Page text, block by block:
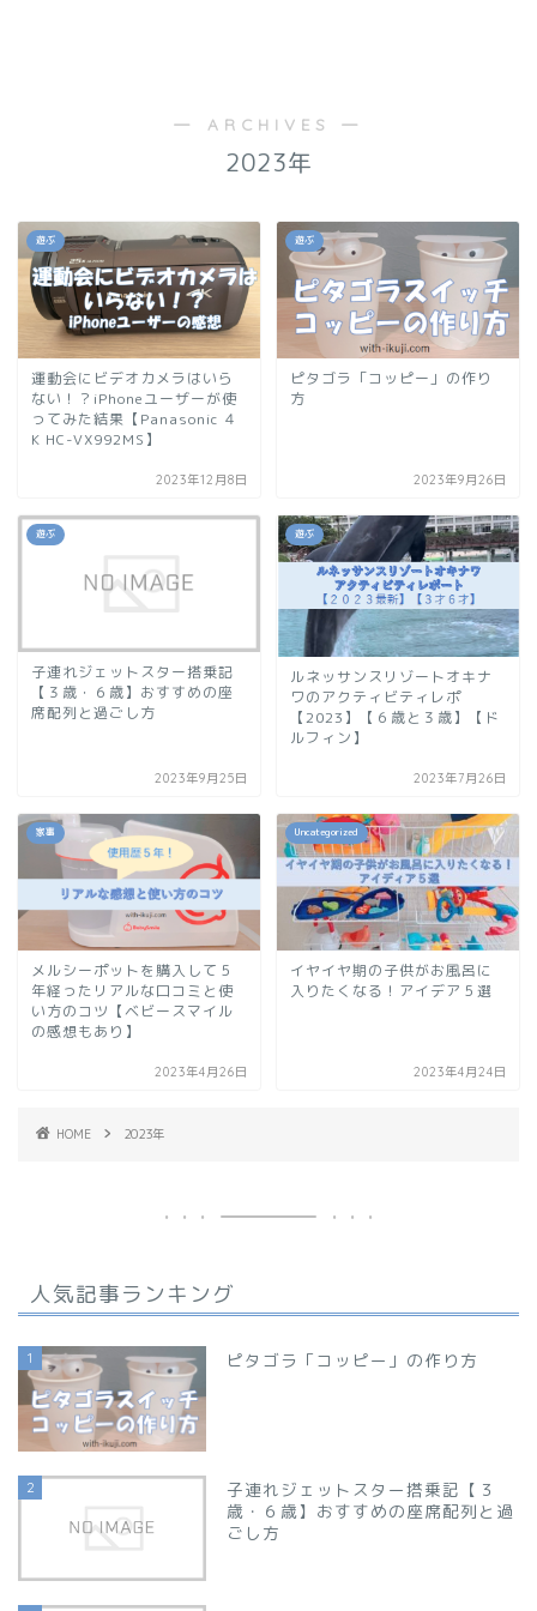
― ARCHIVES ―
2023年
遊ぶ
運動会にビデオカメラはいら
ない！？iPhoneユーザーが使
ってみた結果【Panasonic ４
K HC-VX992MS】
2023年12月8日
遊ぶ
ピタゴラ「コッピー」の作り
方
2023年9月26日
遊ぶ
子連れジェットスター搭乗記
【３歳・６歳】おすすめの座
席配列と過ごし方
2023年9月25日
遊ぶ
ルネッサンスリゾートオキナ
ワのアクティビティレポ
【2023】【６歳と３歳】【ド
ルフィン】
2023年7月26日
家事
メルシーポットを購入して５
年経ったリアルな口コミと使
い方のコツ【ベビースマイル
の感想もあり】
2023年4月26日
Uncategorized
イヤイヤ期の子供がお風呂に
入りたくなる！アイデア５選
2023年4月24日
HOME 2023年
人気記事ランキング
1 ピタゴラ「コッピー」の作り方
2
子連れジェットスター搭乗記【３
歳・６歳】おすすめの座席配列と過
ごし方